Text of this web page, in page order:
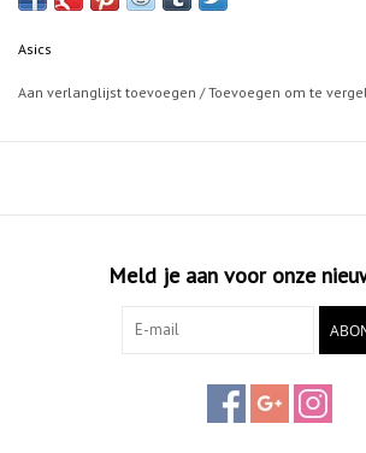
Asics
Aan verlanglijst toevoegen /Toevoegen om te
Meld je aan voor onze